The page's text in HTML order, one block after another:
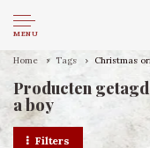
MENU
Home Tags Christmas
Producten
a boy
Filters